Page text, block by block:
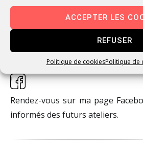
ACCEPTER LES
REFUSER
Politique de cookiesPolitique de
newsletter par simple
Rendez-vous sur ma page
informés des futurs ateliers.